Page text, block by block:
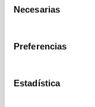
Necesarias
Preferencias
Estadística
PRESS RELEASE